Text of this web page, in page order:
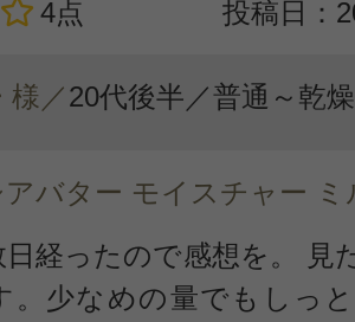
4点 投稿日：
様／20代後半／普通～乾
アバター モイスチャー ミ
経ったので感想を。 見
。少なめの量でもしっ